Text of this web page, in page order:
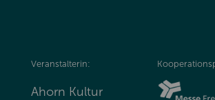
Veranstalterin:
Ahorn Kultur